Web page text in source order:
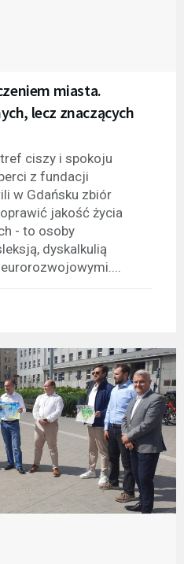
miasta.
lecz znaczących
ciszy i spokoju
z fundacji
w Gdańsku zbiór
jakość życia
- to osoby
dyskalkulią